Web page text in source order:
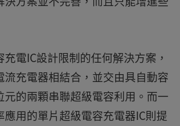
電IC設計限制的任何解決方案，
充電器相結合，並交由具自動容
元的兩顆串聯超級電容利用。而一
用的單片超級電容充電器IC則提